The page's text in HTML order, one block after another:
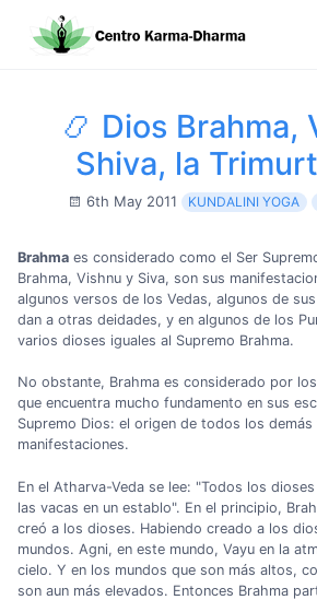
📿 Dios Brahma,
Shiva, la
6th May 2011 KUNDALINI YOGA
Brahma es considerado como el Ser
Brahma, Vishnu y Siva, son sus
algunos versos de los Vedas, algunos de
dan a otras deidades, y en algunos de los
varios dioses iguales al Supremo Brahma.
No obstante, Brahma es considerado por
que encuentra mucho fundamento en sus
Supremo Dios: el origen de todos los
manifestaciones.
En el Atharva-Veda se lee: "Todos los
las vacas en un establo". En el principio,
creó a los dioses. Habiendo creado a los
mundos. Agni, en este mundo, Vayu en la
cielo. Y en los mundos que son más altos,
son aun más elevados. Entonces Brahma